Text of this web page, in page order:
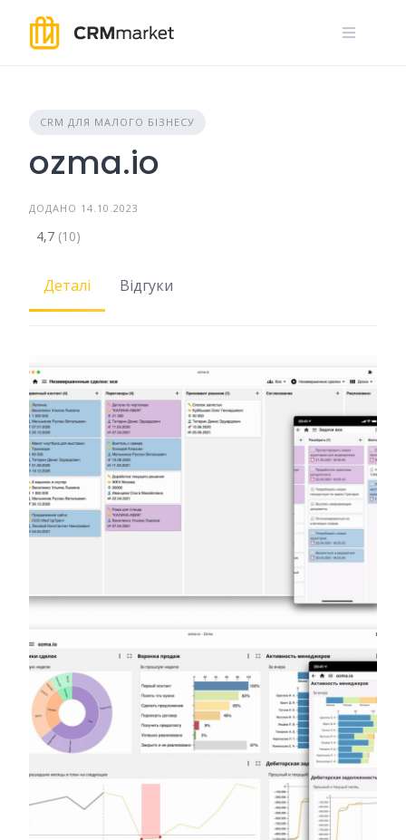
content
CRM ДЛЯ МАЛОГО БІЗНЕСУ
ozma.io
ДОДАНО 14.10.2023
4,7 (10)
Деталі Відгуки